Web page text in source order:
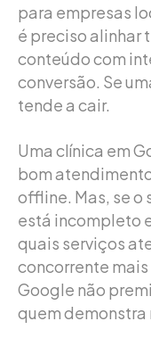
para empresas
é preciso alinhar
conteúdo com
conversão. Se
tende a cair.
Uma clínica em
bom
offline. Mas, se o
está incompleto
quais serviços
concorrente
Google não
quem